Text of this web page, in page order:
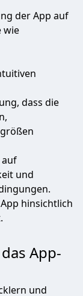
der App auf
wie
dass die
und
hinsichtlich
App-
und